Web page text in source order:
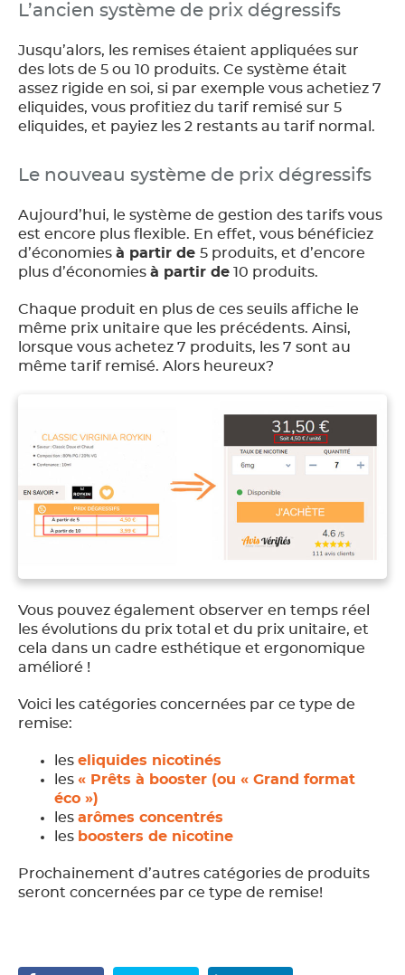
L’ancien système de prix dégressifs
Jusqu’alors, les remises étaient appliquées sur
des lots de 5 ou 10 produits. Ce système était
assez rigide en soi, si par exemple vous achetiez 7
eliquides, vous profitiez du tarif remisé sur 5
eliquides, et payiez les 2 restants au tarif normal.
Le nouveau système de prix dégressifs
Aujourd’hui, le système de gestion des tarifs vous
est encore plus flexible. En effet, vous bénéficiez
d’économies à partir de 5 produits, et d’encore
plus d’économies à partir de 10 produits.
Chaque produit en plus de ces seuils affiche le
même prix unitaire que les précédents. Ainsi,
lorsque vous achetez 7 produits, les 7 sont au
même tarif remisé. Alors heureux?
Vous pouvez également observer en temps réel
les évolutions du prix total et du prix unitaire, et
cela dans un cadre esthétique et ergonomique
amélioré !
Voici les catégories concernées par ce type de
remise:
les eliquides nicotinés
les « Prêts à booster (ou « Grand format
éco »)
les arômes concentrés
les boosters de nicotine
Prochainement d’autres catégories de produits
seront concernées par ce type de remise!